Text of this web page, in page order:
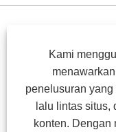
Kami
penelusuran
lalu lintas situs,
konten. Dengan
Hak Cipta © 2022
Lingkungan, Kabinet
Dipercepat
RUMAH